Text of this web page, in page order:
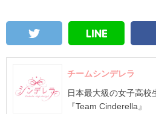
チームシンデレラ
日本最大級の女子高校
『Team Cinderella』